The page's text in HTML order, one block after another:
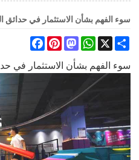
سوء الفهم بشأن الاستثمار في حدائق
Share
FacebookPinterest
Mastodon
WhatsApp X
سوء الفهم بشأن الاستثمار في